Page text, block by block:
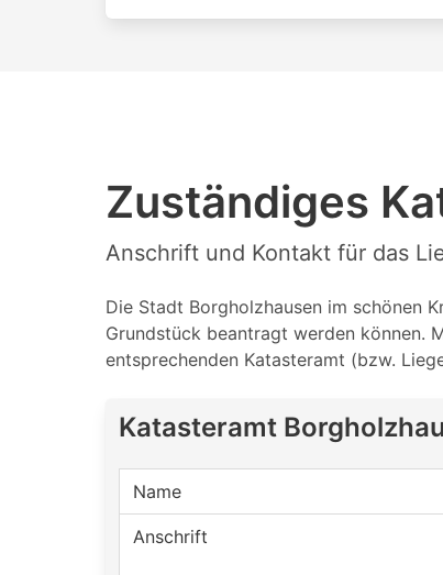
Zuständiges
Anschrift und Kontakt für das
Die Stadt Borgholzhausen im schönen
Grundstück beantragt werden können.
entsprechenden Katasteramt (bzw.
Katasteramt
Name
Anschrift